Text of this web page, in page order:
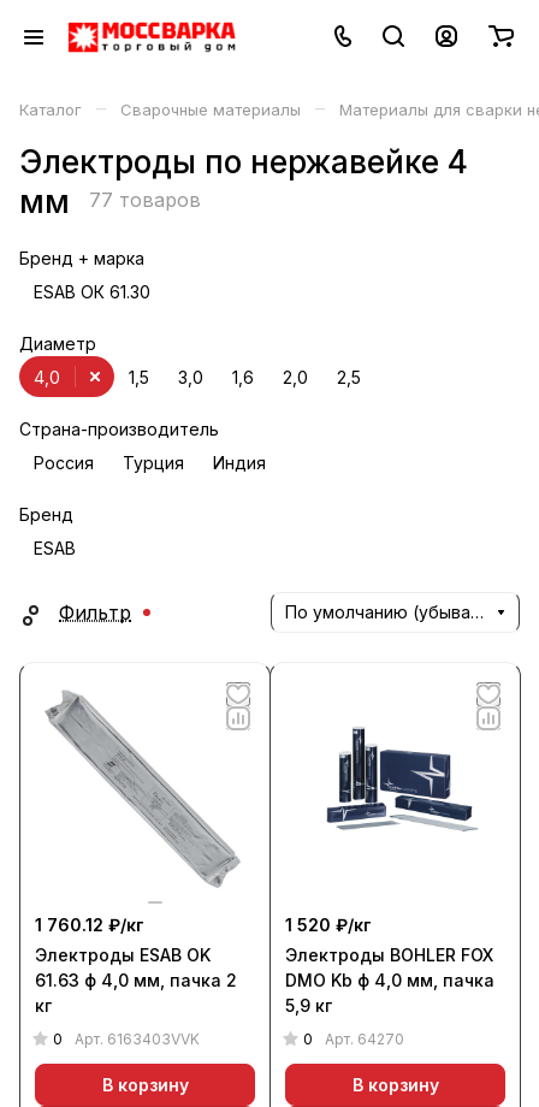
Каталог – Сварочные материалы – Материалы для сварки
Электроды по нержавейке 4
мм
77 товаров
Бренд + марка
ESAB ОК 61.30
Диаметр
1,5
3,0 1,6 2,0
4,0 2,5
Страна-производитель
Россия
Турция Индия
Бренд
ESAB
Фильтр По умолчанию (убывание)
1 760.12 ₽/кг
Электроды ESAB OK
61.63 ф 4,0 мм, пачка 2
кг
0 Арт. 6163403VVK
В корзину
1 520 ₽/кг
Электроды BOHLER FOX
DMO Kb ф 4,0 мм, пачка
5,9 кг
0 Арт. 64270
В корзину